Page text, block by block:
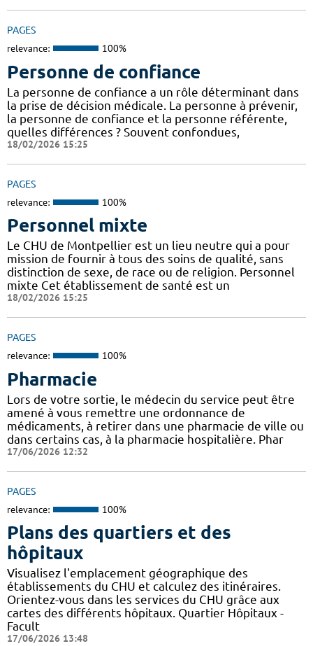
PAGES
relevance: 100%
Personne de confiance
La personne de confiance a un rôle déterminant dans
la prise de décision médicale. La personne à prévenir,
la personne de confiance et la personne référente,
quelles différences ? Souvent confondues,
18/02/2026 15:25
PAGES
relevance: 100%
Personnel mixte
Le CHU de Montpellier est un lieu neutre qui a pour
mission de fournir à tous des soins de qualité, sans
distinction de sexe, de race ou de religion. Personnel
mixte Cet établissement de santé est un
18/02/2026 15:25
PAGES
relevance: 100%
Pharmacie
Lors de votre sortie, le médecin du service peut être
amené à vous remettre une ordonnance de
médicaments, à retirer dans une pharmacie de ville ou
dans certains cas, à la pharmacie hospitalière. Phar
17/06/2026 12:32
PAGES
relevance: 100%
Plans des quartiers et des
hôpitaux
Visualisez l'emplacement géographique des
établissements du CHU et calculez des itinéraires.
Orientez-vous dans les services du CHU grâce aux
cartes des différents hôpitaux. Quartier Hôpitaux -
Facult
17/06/2026 13:48